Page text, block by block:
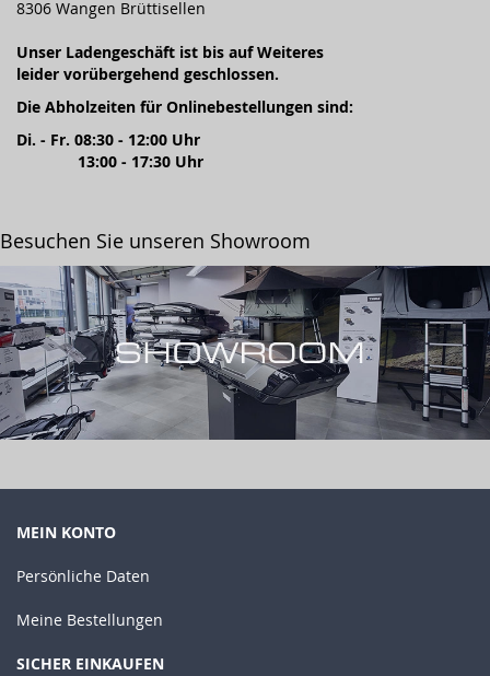
8306 Wangen Brüttisellen
Unser Ladengeschäft ist bis auf Weiteres
leider vorübergehend geschlossen.
Die Abholzeiten für Onlinebestellungen sind:
Di. - Fr. 08:30 - 12:00 Uhr
13:00 - 17:30 Uhr
Besuchen Sie unseren Showroom
MEIN KONTO
Persönliche Daten
Meine Bestellungen
SICHER EINKAUFEN